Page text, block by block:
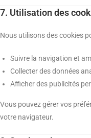
7. Utilisation des
Nous utilisons des cookies
Suivre la navigation et
Collecter des données
Afficher des publicités
Vous pouvez gérer vos
votre navigateur.